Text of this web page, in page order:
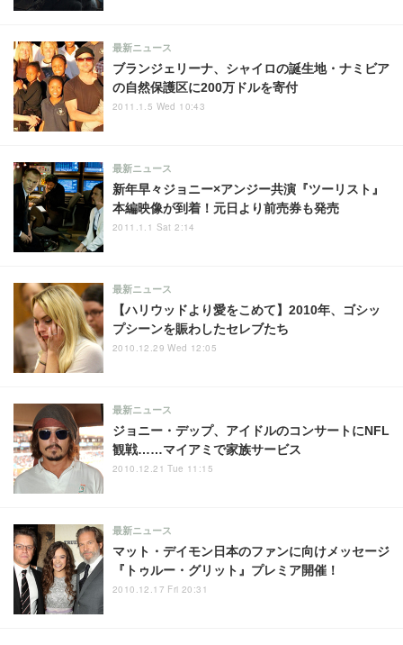
ブランジェリーナ、シャイロの誕生地・ナミビア
の自然保護区に200万ドルを寄付
最新ニュース
2011.1.5 Wed 10:43
新年早々ジョニー×アンジー共演『ツーリスト』
本編映像が到着！元日より前売券も発売
最新ニュース
2011.1.1 Sat 2:14
【ハリウッドより愛をこめて】2010年、ゴシッ
プシーンを賑わしたセレブたち
最新ニュース
2010.12.29 Wed 12:05
ジョニー・デップ、アイドルのコンサートにNFL
観戦……マイアミで家族サービス
最新ニュース
2010.12.21 Tue 11:15
マット・デイモン日本のファンに向けメッセージ
『トゥルー・グリット』プレミア開催！
最新ニュース
2010.12.17 Fri 20:31